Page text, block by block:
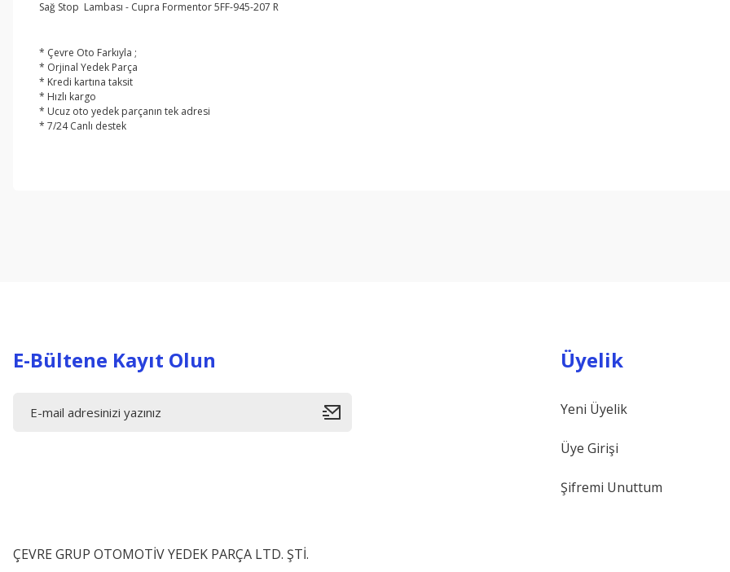
Sağ Stop Lambası - Cupra Formentor 5FF-945-207 R
* Çevre Oto Farkıyla ;
* Orjinal Yedek Parça
* Kredi kartına taksit
* Hızlı kargo
* Ucuz oto yedek parçanın tek adresi
* 7/24 Canlı destek
E-Bültene Kayıt Olun
ÇEVRE GRUP OTOMOTİV YEDEK PARÇA LTD. ŞTİ.
Üyelik
Yeni Üyelik
Üye Girişi
Şifremi Unuttum